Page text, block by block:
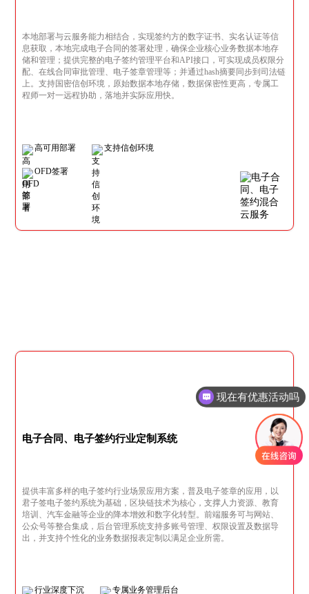
本地部署与云服务能力相结合，实现签约方的数字证书、实名认证等信
息获取，本地完成电子合同的签署处理，确保企业核心业务数据本地存
储和管理；提供完整的电子签约管理平台和API接口，可实现成员权限分
配、在线合同审批管理、电子签章管理等；并通过hash摘要同步到司法链
上。支持国密信创环境，原始数据本地存储，数据保密性更高，专属工
程师一对一远程协助，落地并实际应用快。
高可用部署 支持信创环境
OFD签署
电子合同、电子签约行业定制系统
提供丰富多样的电子签约行业场景应用方案，普及电子签章的应用，以
君子签电子签约系统为基础，区块链技术为核心，支撑人力资源、教育
培训、汽车金融等企业的降本增效和数字化转型。前端服务可与网站、
公众号等整合集成，后台管理系统支持多账号管理、权限设置及数据导
出，并支持个性化的业务数据报表定制以满足企业所需。
行业深度下沉 专属业务管理后台
可以介绍下你们的产品么